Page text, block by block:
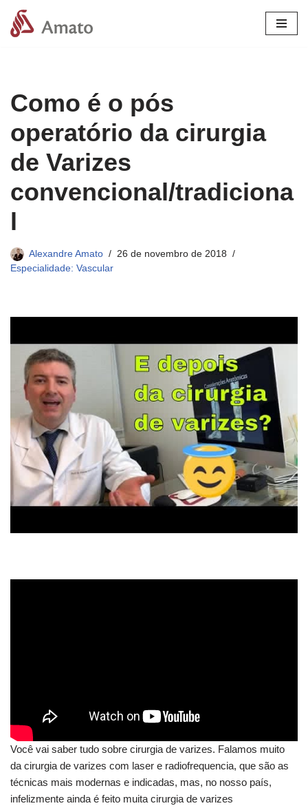
Pular
Como é o pós
operatório da cirurgia
de Varizes
convencional/tradiciona
l
Alexandre Amato
26 de novembro de 2018
Especialidade: Vascular
Você vai saber tudo sobre cirurgia de varizes. Falamos muito
da cirurgia de varizes com laser e radiofrequencia, que são as
técnicas mais modernas e indicadas, mas, no nosso país,
infelizmente ainda é feito muita cirurgia de varizes